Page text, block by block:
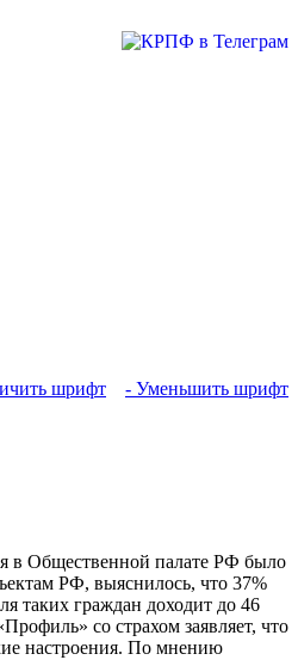
шрифт - Уменьшить шрифт
в Общественной палате РФ было
РФ, выяснилось, что 37%
таких граждан доходит до 46
со страхом заявляет, что
настроения. По мнению